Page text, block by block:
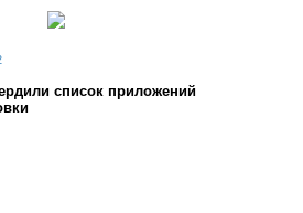
список приложений